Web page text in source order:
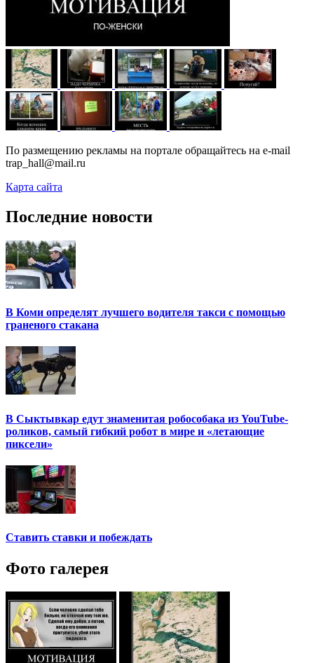
По размещению рекламы на портале обращайтесь на e-mail
trap_hall@mail.ru
Карта сайта
Последние новости
В Коми определят лучшего водителя такси с помощью
граненого стакана
В Сыктывкар едут знаменитая робособака из YouTube-
роликов, самый гибкий робот в мире и «летающие
пиксели»
Ставить ставки и побеждать
Фото галерея